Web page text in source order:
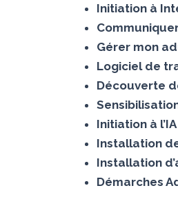
Initiation à
Gérer mon
Logiciel de
Découverte
Initiation à
Installation
Installation
Démarches